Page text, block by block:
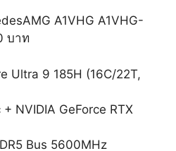
A1VHG A1VHG-
บาท
Ultra 9 185H (16C/22T,
NVIDIA GeForce RTX
Bus 5600MHz